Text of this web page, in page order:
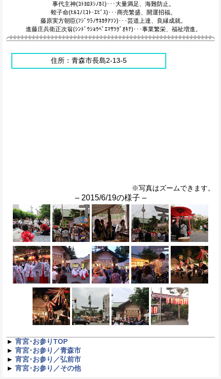
事代主神(ｺﾄﾖﾛﾇｼﾉｶﾐ)･･･大量満足、海難防止。
蛭子命(ﾋﾙｺﾉﾐｺﾄ･ｴﾋﾞｽ)･･･商売繁盛、開運招福。
藤原実方朝臣(ﾌｼﾞﾜﾗﾉｻﾈｶﾀｱｿﾝ)･･･芸道上達、良縁成就。
進藤庄兵衛正次翁(ｼﾝﾄﾞｳｼｮｳﾍﾞｴﾏｻﾂｸﾞｵｷﾅ)･･･事業繁栄、福祉増進。
住所：青森市長島2-13-5
※写真はズームできます。
– 2015/6/19の様子 –
► 宵宮･お参りTOP
► 宵宮･お参り／青森市
► 宵宮･お参り／弘前市
► 宵宮･お参り／その他